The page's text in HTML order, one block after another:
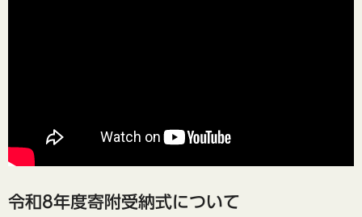
令和8年度寄附受納式について